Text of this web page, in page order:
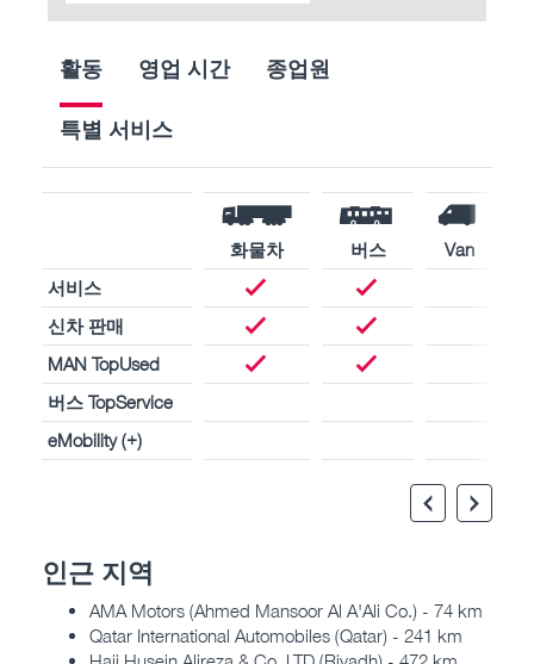
활동 영업 시간 종업원
특별 서비스
화물차 버스
Van
서비스
신차 판매
MAN TopUsed
버스 TopService
eMobility (+)
인근 지역
AMA Motors (Ahmed Mansoor Al A'Ali Co.) - 74 km
Qatar International Automobiles (Qatar) - 241 km